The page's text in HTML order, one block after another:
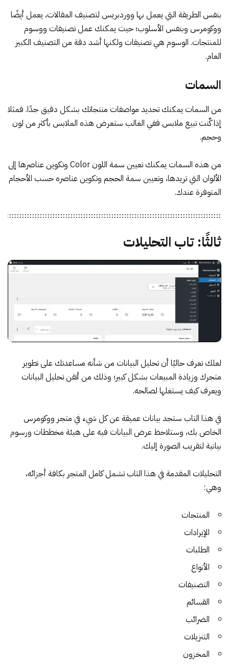
بنفس الطريقة التي يعمل بها ووردبريس لتصنيف المقالات، يعمل أيضًا
ووكومرس وبنفس الأسلوب؛ حيث يمكنك عمل تصنيفات ووسوم
للمنتجات. الوسوم هي تصنيفات ولكنها أشد دقة من التصنيف الكبير
العام.
السمات
من السمات يمكنك تحديد مواصفات منتجاتك بشكل دقيق جدًا. فمثلا
إذا كٌنت تبيع ملابس ففي الغالب ستعرض هذه الملابس بأكثر من لون
وحجم.
من هذه السمات يمكنك تعيين سمة اللون Color وتكوين عناصرها إلى
الألوان التي تريدها، وتعيين سمة الحجم وتكوين عناصره حسب الأحجام
المتوفرة عندك.
ثالثًا: تاب التحليلات
لعلك تعرف حاليًا أن تحليل البيانات من شأنه مساعدتك على تطوير
متجرك وزيادة المبيعات بشكل كبير؛ وذلك من أتقن تحليل البيانات
ويعرف كيف يستغلها لصالحه.
في هذا التاب ستجد بيانات عميقة عن كل شيء في متجر ووكومرس
الخاص بك، وستلاحظ عرض البيانات فيه على هيئة مخططات ورسوم
بيانية لتقريب الصورة إليك.
التحليلات المقدمة في هذا التاب تشمل كامل المتجر بكافة أجزائه،
وهي:
المنتجات
الإيرادات
الطلبات
الأنواع
التصنيفات
القسائم
الضرائب
التنزيلات
المخزون